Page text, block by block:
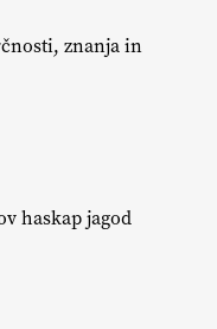
Okus je
kmetija PR'
znanja in
haskap jagod